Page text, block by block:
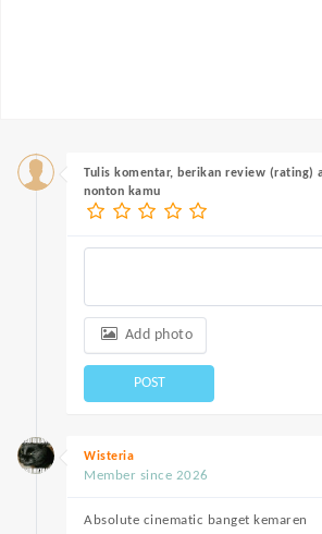
Tulis komentar, berikan review (rating)
nonton kamu
Add photo
POST
Wisteria
Member since 2026
Absolute cinematic banget kemaren